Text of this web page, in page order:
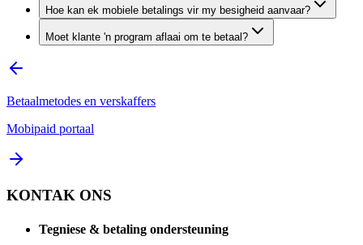
Hoe kan ek mobiele betalings vir my besigheid aanvaar?
Moet klante 'n program aflaai om te betaal?
Betaalmetodes en verskaffers
Mobipaid portaal
KONTAK ONS
Tegniese & betaling ondersteuning